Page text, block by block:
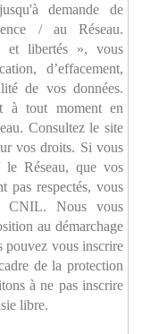
demande de
/ au Réseau.
et libertés », vous
d’effacement,
de vos données.
à tout moment en
Consultez le site
vos droits. Si vous
le Réseau, que vos
pas respectés, vous
CNIL. Nous vous
au démarchage
pouvez vous inscrire
de la protection
à ne pas inscrire
libre.